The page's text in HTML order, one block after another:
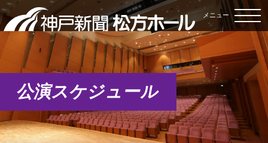
メニュー
公演スケジュール